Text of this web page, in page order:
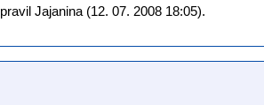
Jajanina (12. 07. 2008 18:05).